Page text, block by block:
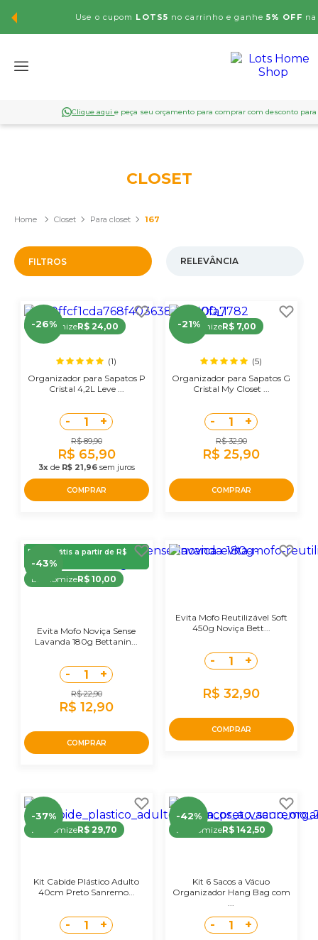
Use o cupom LOTS5 no carrinho e ganhe5% OFF
Clique aquie peça seu orçamento para comprar com desconto para
CLOSET
Closet Para closet 167
FILTROS
-26%
EconomizeR$ 24,00
(1)
Organizador para Sapatos P
Cristal 4,2L Leve ...
- 1 +
R$ 89,90
R$ 65,90
3xde R$ 21,96sem juros
COMPRAR
-21%
EconomizeR$ 7,00
(5)
Organizador para Sapatos G
Cristal My Closet ...
- 1 +
R$ 32,90
R$ 25,90
COMPRAR
Frete Grátis a partir de R$
39,90
-43%
EconomizeR$ 10,00
Evita Mofo Noviça Sense
Lavanda 180g Bettanin...
- 1 +
R$ 22,90
R$ 12,90
COMPRAR
Evita Mofo Reutilizável Soft
450g Noviça Bett...
- 1 +
R$ 32,90
COMPRAR
-37%
EconomizeR$ 29,70
Kit Cabide Plástico Adulto
40cm Preto Sanremo...
- 1 +
-42%
EconomizeR$ 142,50
Kit 6 Sacos a Vácuo
Organizador Hang Bag com
...
- 1 +